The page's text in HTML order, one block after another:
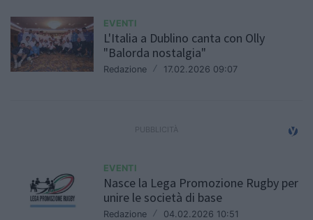
EVENTI
L'Italia a Dublino canta con Olly
"Balorda nostalgia"
Redazione / 17.02.2026 09:07
EVENTI
Nasce la Lega Promozione Rugby per
unire le società di base
Redazione / 04.02.2026 10:51